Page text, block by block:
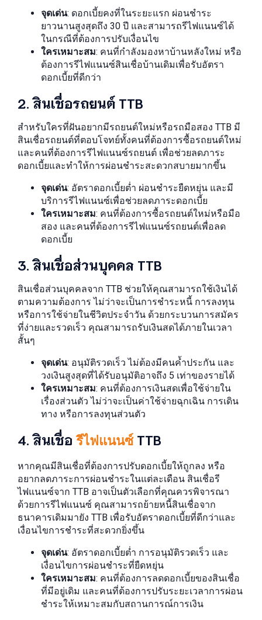
จุดเด่น: ดอกเบี้ยคงที่ในระยะแรก ผ่อนชำระ
ยาวนานสูงสุดถึง 30 ปี และสามารถรีไฟแนนซ์ได้
ในกรณีที่ต้องการปรับเงื่อนไข
ใครเหมาะสม: คนที่กำลังมองหาบ้านหลังใหม่ หรือ
ต้องการรีไฟแนนซ์สินเชื่อบ้านเดิมเพื่อรับอัตรา
ดอกเบี้ยที่ดีกว่า
2. สินเชื่อรถยนต์ TTB
สำหรับใครที่ฝันอยากมีรถยนต์ใหม่หรือรถมือสอง TTB มี
สินเชื่อรถยนต์ที่ตอบโจทย์ทั้งคนที่ต้องการซื้อรถยนต์ใหม่
และคนที่ต้องการรีไฟแนนซ์รถยนต์ เพื่อช่วยลดภาระ
ดอกเบี้ยและทำให้การผ่อนชำระสะดวกสบายมากขึ้น
จุดเด่น: อัตราดอกเบี้ยต่ำ ผ่อนชำระยืดหยุ่น และมี
บริการรีไฟแนนซ์เพื่อช่วยลดภาระดอกเบี้ย
ใครเหมาะสม: คนที่ต้องการซื้อรถยนต์ใหม่หรือมือ
สอง และคนที่ต้องการรีไฟแนนซ์รถยนต์เพื่อลด
ดอกเบี้ย
3. สินเชื่อส่วนบุคคล TTB
สินเชื่อส่วนบุคคลจาก TTB ช่วยให้คุณสามารถใช้เงินได้
ตามความต้องการ ไม่ว่าจะเป็นการชำระหนี้ การลงทุน
หรือการใช้จ่ายในชีวิตประจำวัน ด้วยกระบวนการสมัคร
ที่ง่ายและรวดเร็ว คุณสามารถรับเงินสดได้ภายในเวลา
สั้นๆ
จุดเด่น: อนุมัติรวดเร็ว ไม่ต้องมีคนค้ำประกัน และ
วงเงินสูงสุดที่ได้รับอนุมัติอาจถึง 5 เท่าของรายได้
ใครเหมาะสม: คนที่ต้องการเงินสดเพื่อใช้จ่ายใน
เรื่องส่วนตัว ไม่ว่าจะเป็นค่าใช้จ่ายฉุกเฉิน การเดิน
ทาง หรือการลงทุนส่วนตัว
4. สินเชื่อรีไฟแนนซ์TTB
หากคุณมีสินเชื่อที่ต้องการปรับดอกเบี้ยให้ถูกลง หรือ
อยากลดภาระการผ่อนชำระในแต่ละเดือน สินเชื่อรี
ไฟแนนซ์จาก TTB อาจเป็นตัวเลือกที่คุณควรพิจารณา
ด้วยการรีไฟแนนซ์ คุณสามารถย้ายหนี้สินเชื่อจาก
ธนาคารเดิมมายัง TTB เพื่อรับอัตราดอกเบี้ยที่ดีกว่าและ
เงื่อนไขการชำระที่สะดวกยิ่งขึ้น
จุดเด่น: อัตราดอกเบี้ยต่ำ การอนุมัติรวดเร็ว และ
เงื่อนไขการผ่อนชำระที่ยืดหยุ่น
ใครเหมาะสม: คนที่ต้องการลดดอกเบี้ยของสินเชื่อ
ที่มีอยู่เดิม และคนที่ต้องการปรับระยะเวลาการผ่อน
ชำระให้เหมาะสมกับสถานการณ์การเงิน